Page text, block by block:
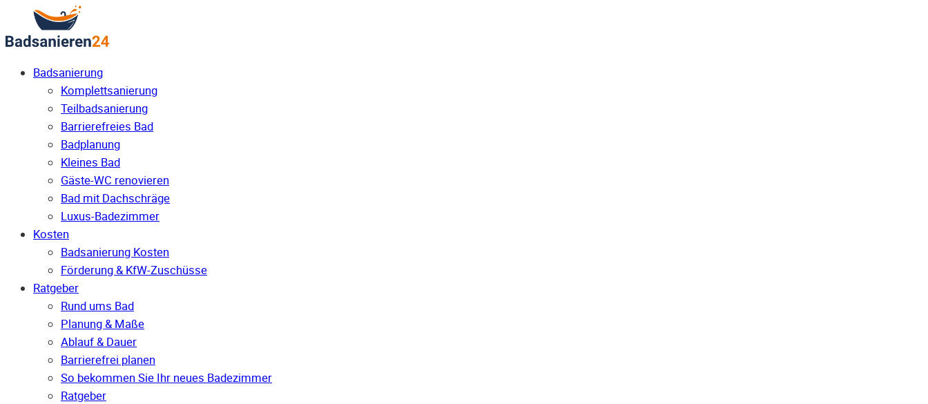
Badsanierung
Komplettsanierung
Teilbadsanierung
Barrierefreies Bad
Badplanung
Kleines Bad
Gäste-WC renovieren
Bad mit Dachschräge
Luxus-Badezimmer
Kosten
Badsanierung Kosten
Förderung & KfW-Zuschüsse
Ratgeber
Rund ums Bad
Planung & Maße
Ablauf & Dauer
Barrierefrei planen
So bekommen Sie Ihr neues Badezimmer
Ratgeber